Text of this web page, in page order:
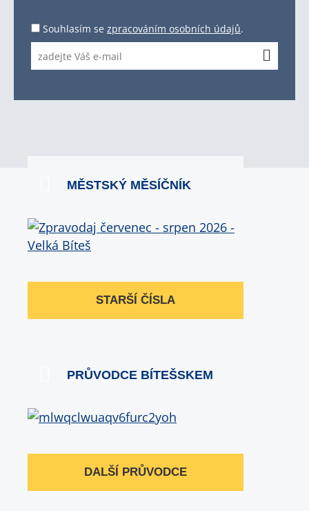
Souhlasím se zpracováním osobních údajů.
MĚSTSKÝ MĚSÍČNÍK
STARŠÍ ČÍSLA
PRŮVODCE BÍTEŠSKEM
DALŠÍ PRŮVODCE